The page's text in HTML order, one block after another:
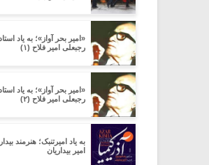
«امیر بحر آواز»؛ به یاد
رجبعلی امیر فلاح (۱)
«امیر بحر آواز»؛ به یاد
رجبعلی امیر فلاح (۲)
به یاد امیرتنبک؛ هنرمند
امیر بیداریان